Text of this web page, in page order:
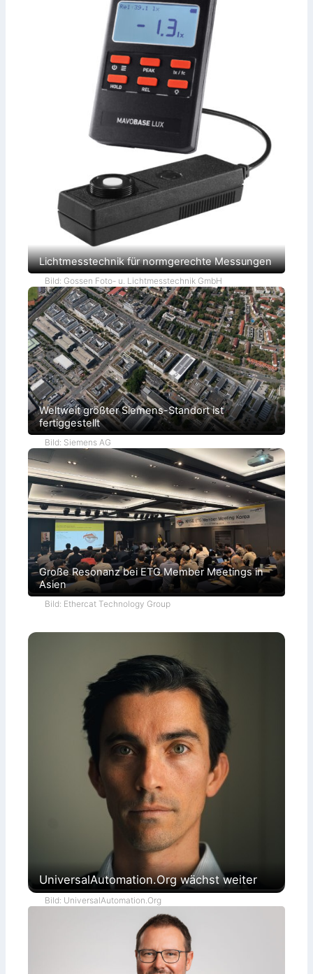
Lichtmesstechnik für normgerechte Messungen
Bild: Gossen Foto- u. Lichtmesstechnik GmbH
Weltweit größter Siemens-Standort ist
fertiggestellt
Bild: Siemens AG
Große Resonanz bei ETG Member Meetings in
Asien
Bild: Ethercat Technology Group
UniversalAutomation.Org wächst weiter
Bild: UniversalAutomation.Org